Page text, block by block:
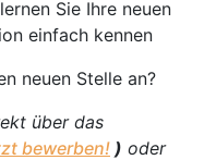
Sie Ihre neuen
einfach kennen
neuen Stelle an?
über das
bewerben! ) oder